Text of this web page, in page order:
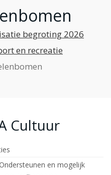
begroting 2026
en recreatie
Cultuur
en mogelijk